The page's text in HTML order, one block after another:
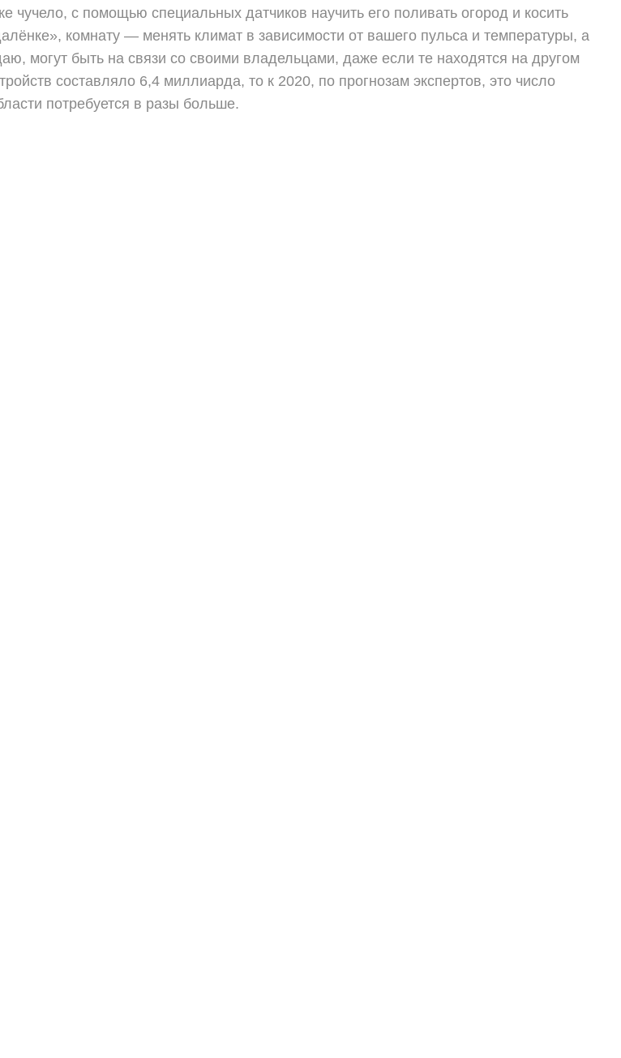
с помощью специальных датчиков научить его поливать огород и косить
комнату — менять климат в зависимости от вашего пульса и температуры, а
могут быть на связи со своими владельцами, даже если те находятся на другом
составляло 6,4 миллиарда, то к 2020, по прогнозам экспертов, это число
потребуется в разы больше.